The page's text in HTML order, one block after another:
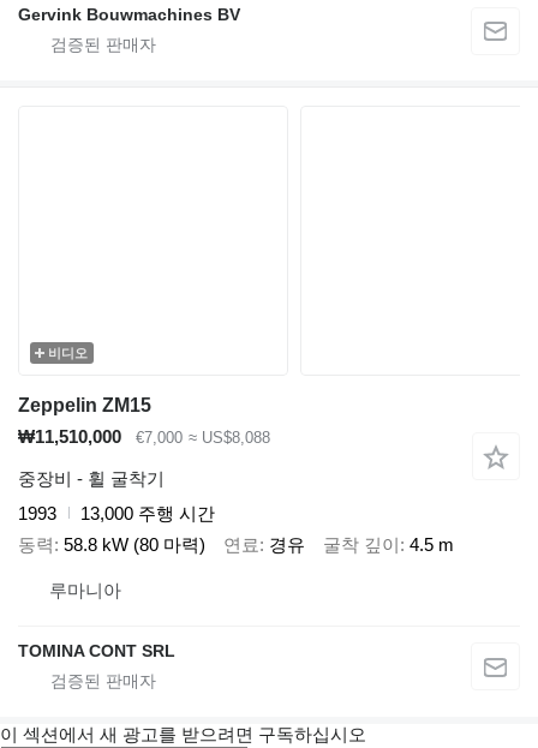
Gervink Bouwmachines BV
비디오
Zeppelin ZM15
₩11,510,000
€7,000 ≈ US$8,088
중장비 - 휠 굴착기
1993
13,000 주행 시간
동력 58.8 kW (80 마력) 연료 경유 굴착 깊이 4.5 m
루마니아
TOMINA CONT SRL
이 섹션에서 새 광고를 받으려면 구독하십시오